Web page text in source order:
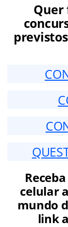
Quer
Receba
celular
mundo
link